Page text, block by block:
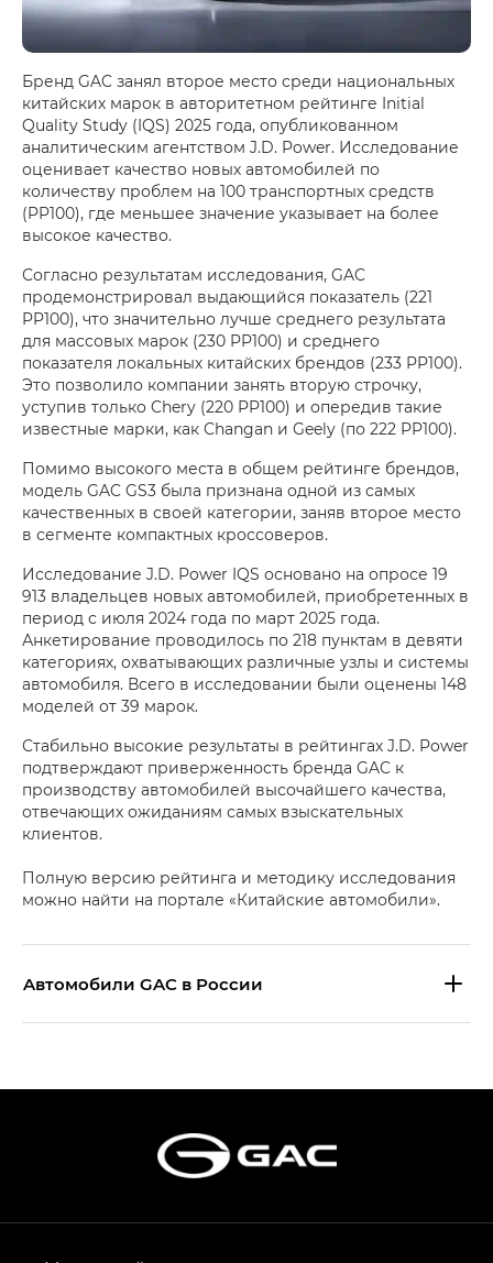
Бренд GAC занял второе место среди национальных
китайских марок в авторитетном рейтинге Initial
Quality Study (IQS) 2025 года, опубликованном
аналитическим агентством J.D. Power. Исследование
оценивает качество новых автомобилей по
количеству проблем на 100 транспортных средств
(PP100), где меньшее значение указывает на более
высокое качество.
Согласно результатам исследования, GAC
продемонстрировал выдающийся показатель (221
PP100), что значительно лучше среднего результата
для массовых марок (230 PP100) и среднего
показателя локальных китайских брендов (233 PP100).
Это позволило компании занять вторую строчку,
уступив только Chery (220 PP100) и опередив такие
известные марки, как Changan и Geely (по 222 PP100).
Помимо высокого места в общем рейтинге брендов,
модель GAC GS3 была признана одной из самых
качественных в своей категории, заняв второе место
в сегменте компактных кроссоверов.
Исследование J.D. Power IQS основано на опросе 19
913 владельцев новых автомобилей, приобретенных в
период с июля 2024 года по март 2025 года.
Анкетирование проводилось по 218 пунктам в девяти
категориях, охватывающих различные узлы и системы
автомобиля. Всего в исследовании были оценены 148
моделей от 39 марок.
Стабильно высокие результаты в рейтингах J.D. Power
подтверждают приверженность бренда GAC к
производству автомобилей высочайшего качества,
отвечающих ожиданиям самых взыскательных
клиентов.
Полную версию рейтинга и методику исследования
можно найти на портале «Китайские автомобили».
Aвтомобили GAC в России
Эс Икс ПРЕМИУМ — SX PREMIUM
S7 — Эс 7 (S7) в комплектациях
Эс Икс ПРЕМИУМ — SX PREMIUM, Эс Тэ — ST
в комплектации Экс ПРЕМИУМ — EX PREMIUM